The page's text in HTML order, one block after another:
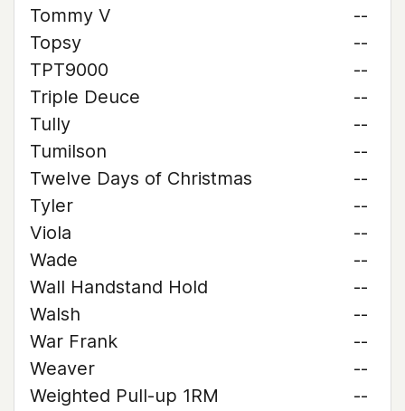
Tommy V
--
Topsy
--
TPT9000
--
Triple Deuce
--
Tully
--
Tumilson
--
Twelve Days of Christmas
--
Tyler
--
Viola
--
Wade
--
Wall Handstand Hold
--
Walsh
--
War Frank
--
Weaver
--
Weighted Pull-up 1RM
--